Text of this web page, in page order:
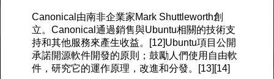
Canonical由南非企業家Mark Shuttleworth創
立。Canonical通過銷售與Ubuntu相關的技術支
持和其他服務來產生收益。[12]Ubuntu項目公開
承諾開源軟件開發的原則；鼓勵人們使用自由軟
件，研究它的運作原理，改進和分發。[13][14]